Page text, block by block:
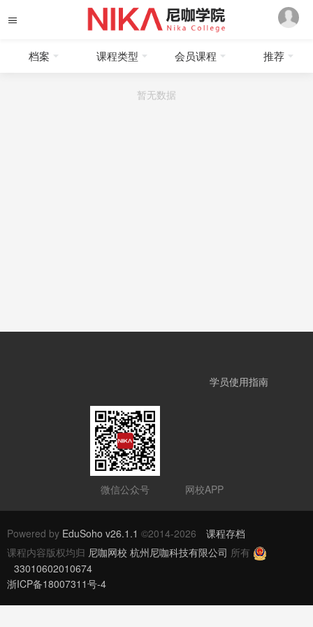
档案 课程类型 会员课程 推荐
暂无数据
学员使用指南
微信公众号 网校APP
Powered by EduSoho v26.1.1 ©2014-2026
课程存档
课程内容版权均归 尼咖网校 杭州尼咖科技有限公司 所有
33010602010674
浙ICP备18007311号-4